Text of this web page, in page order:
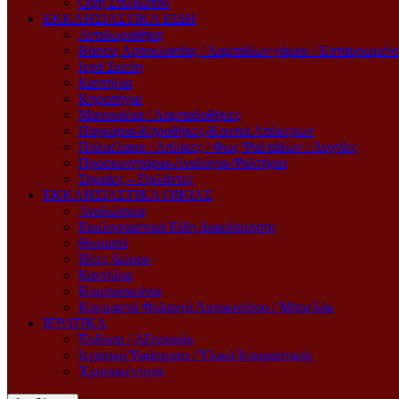
ΕΚΚΛΗΣΙΑΣΤΙΚΑ ΕΙΔΗ
Αντιδωροθήκη
Βάσεις Αρτοκλασίας / Λαμπάδων γάμου /
Ιερά Σκεύη
Καντήλια
Κηροπήγια
Μανουάλια / Λαμπαδοθήκες
Παγκάρια-Κηροθήκες-Κουτιά Απόκερων
Πολυέλαιοι / Απλίκες / Φως Ψαλτάδων / Λυχνίες
Προσκυνητάρια-Αναλόγια-Ψαλτήρια
Σημαίες – Γιρλάντες
ΕΚΚΛΗΣΙΑΣΤΙΚΑ ΟΙΚΙΑΣ
Αναλώσιμα
Εκκλησιαστικά Είδη Διακόσμησης
Θυμιατά
Ιδέες Δώρου
Καντήλια
Κομποσκοίνια
Κρεμαστά Φυλαχτά Αυτοκινήτου / Μπρελόκ
ΙΕΡΑΤΙΚΑ
Ένδυση / Αξεσουάρ
Ιερατικά Υφάσματα / Υλικά Ιεροραπτικής
Χρυσοκέντητα